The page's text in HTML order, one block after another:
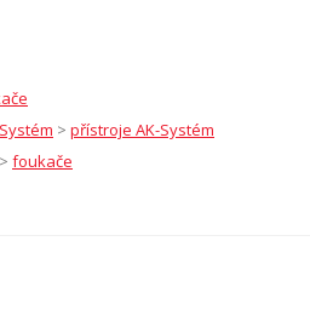
> přístroje AK-Systém
> foukače